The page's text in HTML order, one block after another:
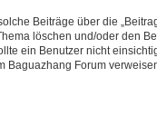
Beiträge über die
löschen und/oder den
ein Benutzer nicht
Baguazhang Forum